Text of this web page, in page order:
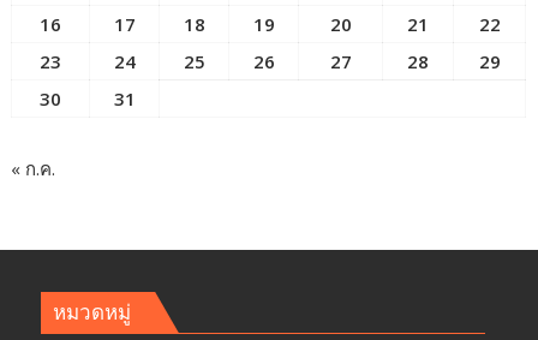
16
17 18 19 20 21
22
23
24 25 26 27 28
29
30
31
« ก.ค.
หมวดหมู่